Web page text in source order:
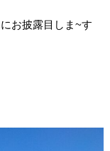
お披露目しま~す